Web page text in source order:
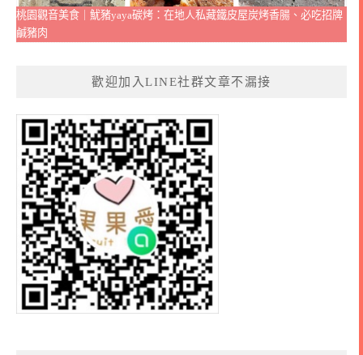
桃園觀音美食｜魷豬yaya碳烤：在地人私藏鐵皮屋炭烤香腸、必吃招牌
鹹豬肉
歡迎加入LINE社群文章不漏接